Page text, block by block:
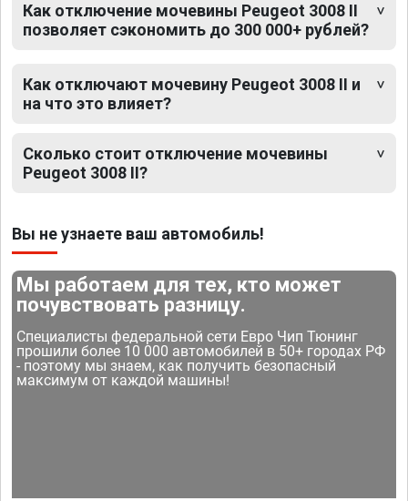
Как отключение мочевины Peugeot 3008 II
позволяет сэкономить до 300 000+ рублей?
Как отключают мочевину Peugeot 3008 II и
на что это влияет?
Сколько стоит отключение мочевины
Peugeot 3008 II?
Вы не узнаете ваш автомобиль!
Мы работаем для тех, кто может
почувствовать разницу.
Специалисты федеральной сети Евро Чип Тюнинг
прошили более 10 000 автомобилей в 50+ городах РФ
- поэтому мы знаем, как получить безопасный
максимум от каждой машины!